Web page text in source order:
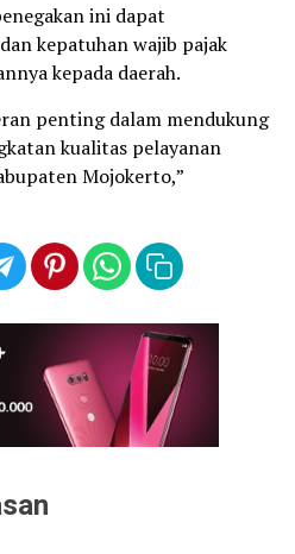
ini dapat
kepatuhan wajib pajak
kepada daerah.
penting dalam mendukung
kualitas pelayanan
Mojokerto,”